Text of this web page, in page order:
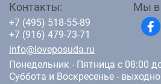
Контакты:
+7 (495) 518-55-89
+7 (916) 479-73-71
info@loveposuda.ru
Понедельник - Пятница с 08:00
Суббота и Воскресенье -
Мы в